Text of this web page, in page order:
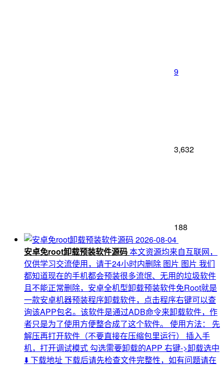
9
3,632
188
2026-08-04
安卓免root卸载预装软件源码本文资源均来自互联网，
仅供学习交流使用，请于24小时内删除 图片 图片 我们
都知道现在的手机都会预装很多流氓、无用的垃圾软件
且不能正常删除，安卓全机型卸载预装软件免Root就是
一款安卓机器预装程序卸载软件，点击程序右键可以查
询该APP包名。该软件是通过ADB命令来卸载软件，作
者只是为了使用方便整合成了这个软件。 使用方法： 先
解压再打开软件（不要直接在压缩包里运行） 插入手
机，打开调试模式 勾选需要卸载的APP 右键->卸载选中
⬇️ 下载地址 下载后请先检查文件完整性，如有问题请在